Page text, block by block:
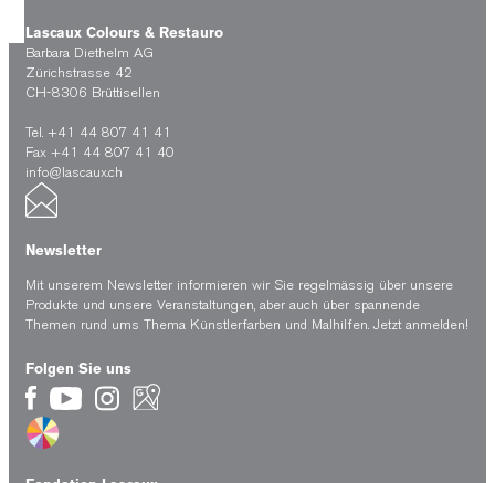
Lascaux Colours & Restauro
Barbara Diethelm AG
Zürichstrasse 42
CH-8306 Brüttisellen
Tel. +41 44 807 41 41
Fax +41 44 807 41 40
info@lascaux.ch
Newsletter
Mit unserem Newsletter informieren wir Sie regelmässig über unsere
Produkte und unsere Veranstaltungen, aber auch über spannende
Themen rund ums Thema Künstlerfarben und Malhilfen. Jetzt anmelden!
Folgen Sie uns